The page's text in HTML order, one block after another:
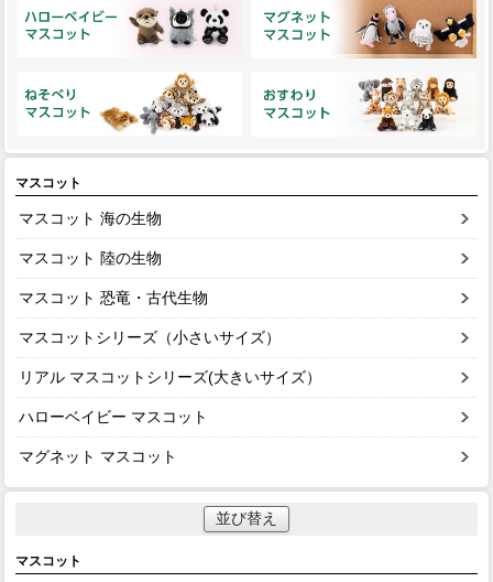
マスコット
マスコット 海の生物
マスコット 陸の生物
マスコット 恐竜・古代生物
マスコットシリーズ（小さいサイズ）
リアル マスコットシリーズ(大きいサイズ）
ハローベイビー マスコット
マグネット マスコット
並び替え
マスコット